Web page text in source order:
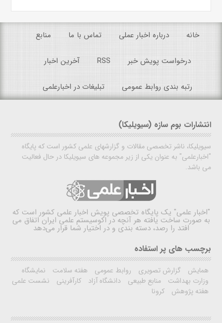
خانه درباره اخبار عملی تماس با ما منابع
درخواست پویش خبر RSS آخرین اخبار
رتبه بندی روابط عمومی تبلیغات در اخبارعلمی
انتشارات بوم سازه (سیویلیکا)
سیویلیکا، ناشر تخصصی مقالات و گزارشهای علمی کشور است که پایگاه
"اخبارعلمی" به عنوان یکی از زیر مجموعه های سیویلیکا در حال فعالیت
می باشد.
"اخبار علمی" یک پایگاه تخصصی پویش اخبار علمی کشور است که
به صورت ساخت یافته هر آنچه در اکوسیستم علمی ایران اتفاق می
افتد را رصد، دسته بندی و در اختیار شما قرار می‌دهد
برچسب های پر استفاده
همایش گزارش تصویری روابط عمومی هفته سلامت
نمایشگاه
وزارت بهداشت
منابع طبیعی دانشگاه آزاد کارآفرینی
نشست علمی
هفته پژوهش
کرونا